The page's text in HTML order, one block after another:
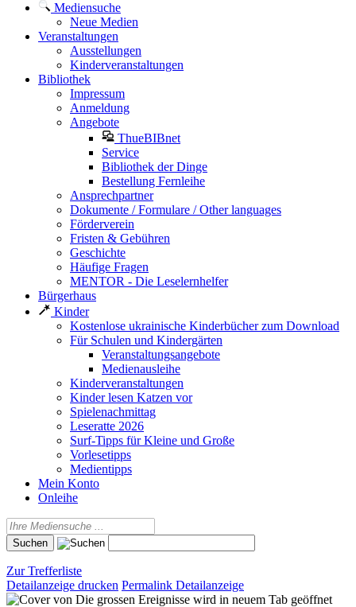
Mediensuche
Neue Medien
Veranstaltungen
Ausstellungen
Kinderveranstaltungen
Bibliothek
Impressum
Anmeldung
Angebote
ThueBIBnet
Service
Bibliothek der Dinge
Bestellung Fernleihe
Ansprechpartner
Dokumente / Formulare / Other languages
Förderverein
Fristen & Gebühren
Geschichte
Häufige Fragen
MENTOR - Die Leselernhelfer
Bürgerhaus
Kinder
Kostenlose ukrainische Kinderbücher zum Download
Für Schulen und Kindergärten
Veranstaltungsangebote
Medienausleihe
Kinderveranstaltungen
Kinder lesen Katzen vor
Spielenachmittag
Leseratte 2026
Surf-Tipps für Kleine und Große
Vorlesetipps
Medientipps
Mein Konto
Onleihe
Zur Trefferliste
Detailanzeige drucken Permalink Detailanzeige
wird in neuem Tab geöffnet